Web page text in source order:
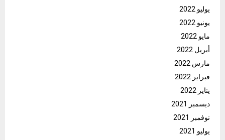
يوليو 2022
يونيو 2022
مايو 2022
أبريل 2022
مارس 2022
فبراير 2022
يناير 2022
ديسمبر 2021
نوفمبر 2021
يوليو 2021